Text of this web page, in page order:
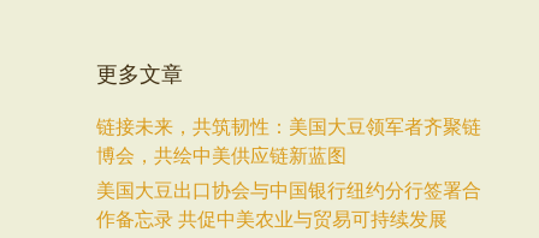
更多文章
链接未来，共筑韧性：美国大豆领军者齐聚链
博会，共绘中美供应链新蓝图
美国大豆出口协会与中国银行纽约分行签署合
作备忘录 共促中美农业与贸易可持续发展